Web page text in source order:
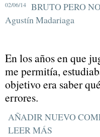
02/06/14
BRUTO PERO
Agustín Madariaga
En los años en que
me permitía,
objetivo era saber
errores.
AÑADIR NUEVO
LEER MÁS